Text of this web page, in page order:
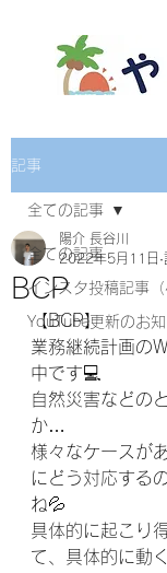
記事
全ての記事
インスタ投稿記事（
YouTube更新のお
全ての記事
BCP
陽介 長谷川
2022年5月11日
【BCP】
業務継続計画の
中です💻
自然災害などの
か…
様々なケースが
にどう対応する
ね💦
具体的に起こり
て、具体的に動